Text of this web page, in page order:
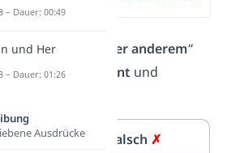
Der Ausdruck „ unter anderem“
wird immer
getrennt und
Richtig✓ Falsch ✗
– Dauer: 00:49
und Her
– Dauer: 01:26
Ausdrücke